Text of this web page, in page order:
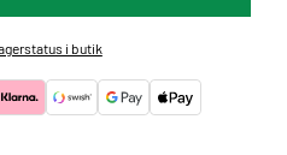
i butik